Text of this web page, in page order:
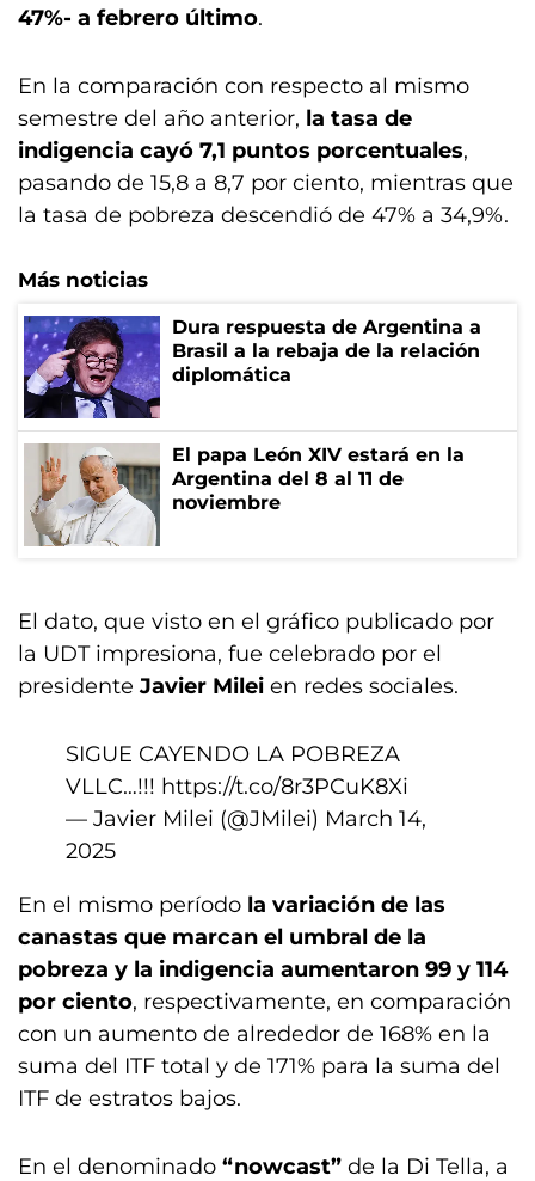
47%- a febrero último.
En la comparación con respecto al mismo
semestre del año anterior, la tasa de
indigencia cayó 7,1 puntos porcentuales,
pasando de 15,8 a 8,7 por ciento, mientras que
la tasa de pobreza descendió de 47% a 34,9%.
Más noticias
Dura respuesta de Argentina a
Brasil a la rebaja de la relación
diplomática
El papa León XIV estará en la
Argentina del 8 al 11 de
noviembre
El dato, que visto en el gráfico publicado por
la UDT impresiona, fue celebrado por el
presidente Javier Milei en redes sociales.
SIGUE CAYENDO LA POBREZA
VLLC…!!! https://t.co/8r3PCuK8Xi
— Javier Milei (@JMilei) March 14,
2025
En el mismo período la variación de las
canastas que marcan el umbral de la
pobreza y la indigencia aumentaron 99 y 114
por ciento, respectivamente, en comparación
con un aumento de alrededor de 168% en la
suma del ITF total y de 171% para la suma del
ITF de estratos bajos.
En el denominado “nowcast” de la Di Tella, a